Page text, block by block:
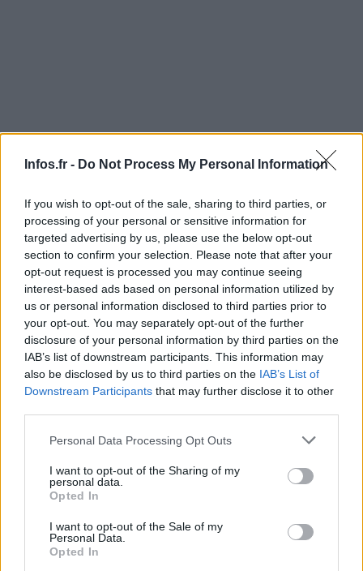
Infos.fr - Do Not Process My Personal Information
If you wish to opt-out of the sale, sharing to third parties, or
processing of your personal or sensitive information for
targeted advertising by us, please use the below opt-out
section to confirm your selection. Please note that after your
opt-out request is processed you may continue seeing
interest-based ads based on personal information utilized by
us or personal information disclosed to third parties prior to
your opt-out. You may separately opt-out of the further
disclosure of your personal information by third parties on the
IAB’s list of downstream participants. This information may
also be disclosed by us to third parties on the IAB’s List of
Downstream Participants that may further disclose it to other
Please note that this website/app uses one or more Google
not limited to your visit or usage behaviour. You may click to
grant or deny consent to Google and its third-party tags to
use your data for below specified purposes in below Google
consent section.
Personal Data Processing Opt Outs
I want to opt-out of the Sharing of my
personal data.
Opted In
I want to opt-out of the Sale of my
Personal Data.
Opted In
Kelly Bencheghib, une Française de 31 ans, a fondé
l’organisation Sungai Watch en 2020, aux côtés de ses
deux frères, Gary, 29 ans, et Sam, 27 ans. Ils ont déménagé
à Bali avec leurs parents en 2005 et n’en ont jamais reparti.
La pollution plastique croissante de leur plage locale les a
conduits à commencer à ramasser les déchets il y a quinze
ans. À présent, leurs efforts incluent le nettoyage des
rivières, des dépotoirs illégaux et des mangroves.
En 2017, Gary et Sam ont entrepris une expédition pour
nettoyer le Citarum, connu comme le fleuve le plus pollué
du monde, en utilisant des kayaks construits à partir de
bouteilles en plastique. Leur voyage a attiré l’attention de